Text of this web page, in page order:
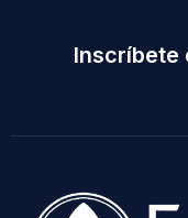
Inscríbete